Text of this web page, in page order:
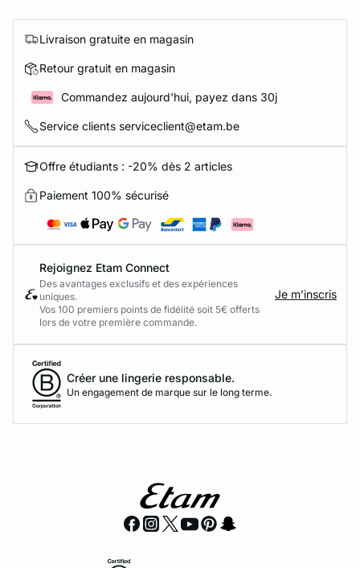
Livraison gratuite en magasin
Retour gratuit en magasin
Commandez aujourd'hui, payez dans 30j
Service clients serviceclient@etam.be
Offre étudiants : -20% dès 2 articles
Paiement 100% sécurisé
Rejoignez Etam Connect
Des avantages exclusifs et des expériences
uniques.
Vos 100 premiers points de fidélité soit 5€ offerts
lors de votre première commande.​
Je m’inscris
Créer une lingerie responsable.
Un engagement de marque sur le long terme.